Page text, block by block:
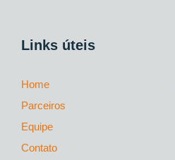
Links úteis
Home
Parceiros
Equipe
Contato